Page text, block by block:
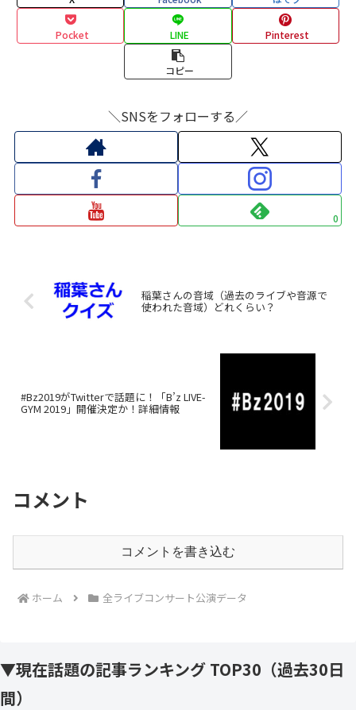
Pocket LINE Pinterest
コピー
＼SNSをフォローする／
0
稲葉さんの音域（過去のライブや音源で
使われた音域）どれくらい？
#Bz2019がTwitterで話題に！「B’z LIVE-
GYM 2019」開催決定か！詳細情報
コメント
コメントを書き込む
ホーム 全ライブコンサート公演データ
▼現在話題の記事ランキング TOP30（過去30日
間）